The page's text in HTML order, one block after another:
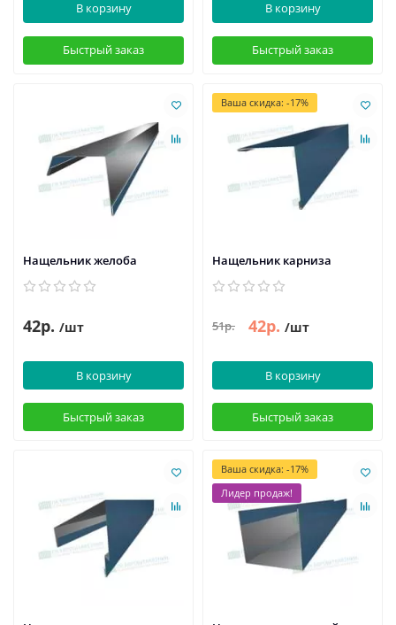
В корзину
Быстрый заказ
В корзину
Быстрый заказ
Нащельник желоба
42р. /шт
В корзину
Быстрый заказ
Ваша скидка: -17%
Нащельник карниза
51р. 42р. /шт
В корзину
Быстрый заказ
Ваша скидка: -17%
Лидер продаж!